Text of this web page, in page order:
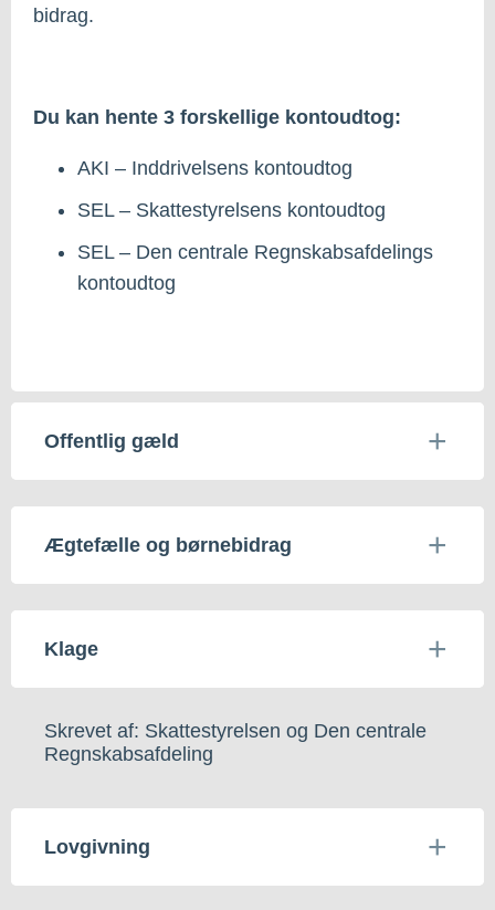
bidrag.
Du kan hente 3 forskellige kontoudtog:
AKI – Inddrivelsens kontoudtog
SEL – Skattestyrelsens kontoudtog
SEL – Den centrale Regnskabsafdelings
kontoudtog
Offentlig gæld
Ægtefælle og børnebidrag
Klage
Skrevet af: Skattestyrelsen og Den centrale
Regnskabsafdeling
Lovgivning